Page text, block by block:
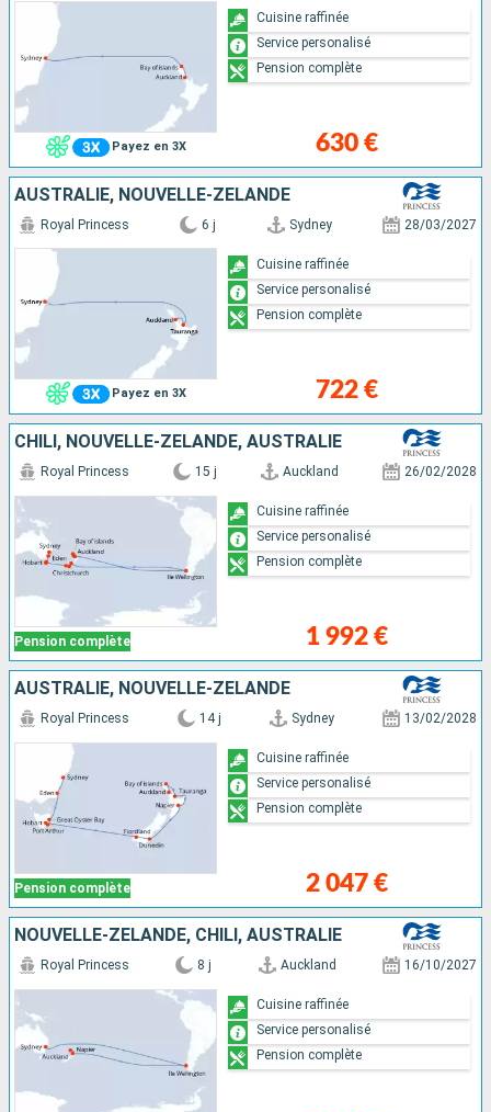
Payez en 3X 630 €
Cuisine raffinée
Service personalisé
Pension complète
AUSTRALIE, NOUVELLE-ZÉLANDE
Payez en 3X
Royal Princess 6 j Sydney 28/03/2027
722 €
Cuisine raffinée
Service personalisé
Pension complète
CHILI, NOUVELLE-ZÉLANDE, AUSTRALIE
Pension complète
Royal Princess 15 j Auckland 26/02/2028
1 992 €
Cuisine raffinée
Service personalisé
Pension complète
AUSTRALIE, NOUVELLE-ZÉLANDE
Pension complète
Royal Princess 14 j Sydney 13/02/2028
2 047 €
Cuisine raffinée
Service personalisé
Pension complète
NOUVELLE-ZÉLANDE, CHILI, AUSTRALIE
Royal Princess 8 j Auckland 16/10/2027
Cuisine raffinée
Service personalisé
Pension complète